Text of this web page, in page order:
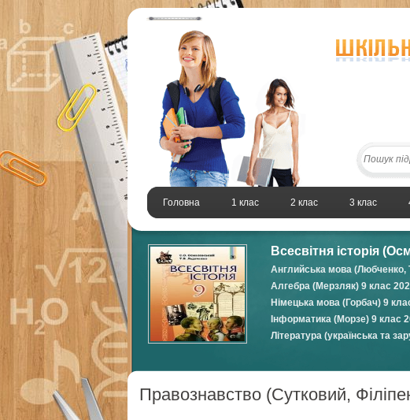
Головна 1 клас 2 клас 3 клас
Всесвітня історія
Английська мова (Любченко,
Алгебра (Мерзляк) 9 клас
Німецька мова (Горбач) 9
Інформатика (Морзе) 9 клас
Література (українська та
Правознавство (Сутковий,